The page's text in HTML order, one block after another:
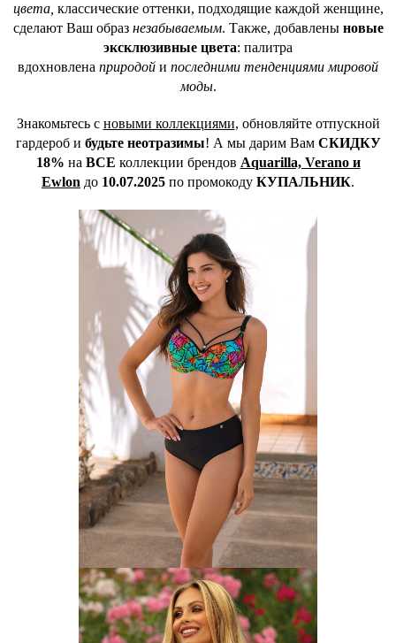
цвета, классические оттенки, подходящие каждой женщине,
сделают Ваш образ незабываемым. Также, добавлены новые
эксклюзивные цвета: палитра
вдохновлена природой и последними тенденциями мировой
моды.
Знакомьтесь с новыми коллекциями, обновляйте отпускной
гардероб и будьте неотразимы! А мы дарим Вам СКИДКУ
18% на ВСЕ коллекции брендов Aquarilla, Verano и
Ewlon до 10.07.2025 по промокоду КУПАЛЬНИК.